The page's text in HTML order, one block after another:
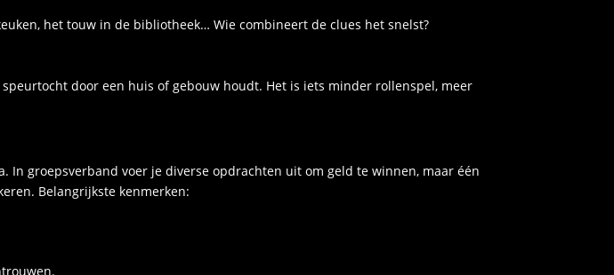
het touw in de bibliotheek… Wie combineert de clues het snelst?
door een huis of gebouw houdt. Het is iets minder rollenspel, meer
groepsverband voer je diverse opdrachten uit om geld te winnen, maar één
Belangrijkste kenmerken: